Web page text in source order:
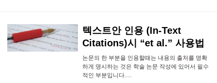
텍스트안 인용 (In-Text
Citations)시 “et al.” 사용법
논문의 한 부분을 인용할때는 내용의 출처를 명확
하게 명시하는 것은 학술 논문 작성에 있어서 필수
적인 부분입니다.…